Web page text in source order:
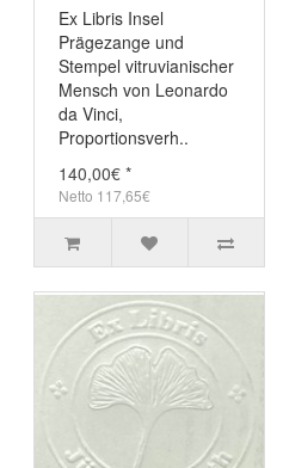
Ex Libris Insel
Prägezange und
Stempel vitruvianischer
Mensch von Leonardo
da Vinci,
Proportionsverh..
140,00€ *
Netto 117,65€